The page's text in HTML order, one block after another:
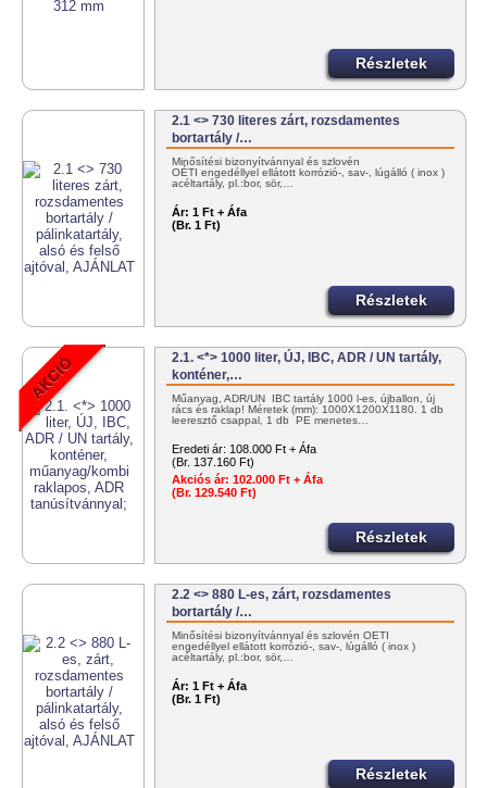
Részletek
2.1 <> 730 literes zárt, rozsdamentes
bortartály /…
Minősítési bizonyítvánnyal és szlovén
OÉTI engedéllyel ellátott korrózió-, sav-, lúgálló ( inox )
acéltartály, pl.:bor, sör,…
Ár: 1 Ft + Áfa
(Br. 1 Ft)
Részletek
2.1. <*> 1000 liter, ÚJ, IBC, ADR / UN tartály,
konténer,…
Műanyag, ADR/UN IBC tartály 1000 l-es, újballon, új
rács és raklap! Méretek (mm): 1000X1200X1180. 1 db
leeresztő csappal, 1 db PE menetes…
Eredeti ár: 108.000 Ft + Áfa
(Br. 137.160 Ft)
Akciós ár: 102.000 Ft + Áfa
(Br. 129.540 Ft)
Részletek
2.2 <> 880 L-es, zárt, rozsdamentes
bortartály /…
Minősítési bizonyítvánnyal és szlovén OÉTI
engedéllyel ellátott korrózió-, sav-, lúgálló ( inox )
acéltartály, pl.:bor, sör,…
Ár: 1 Ft + Áfa
(Br. 1 Ft)
Részletek